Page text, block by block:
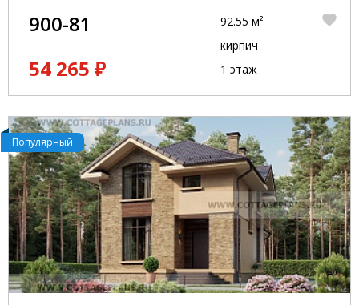
900-81
54 265 ₽
92.55 м²
кирпич
1 этаж
Популярный